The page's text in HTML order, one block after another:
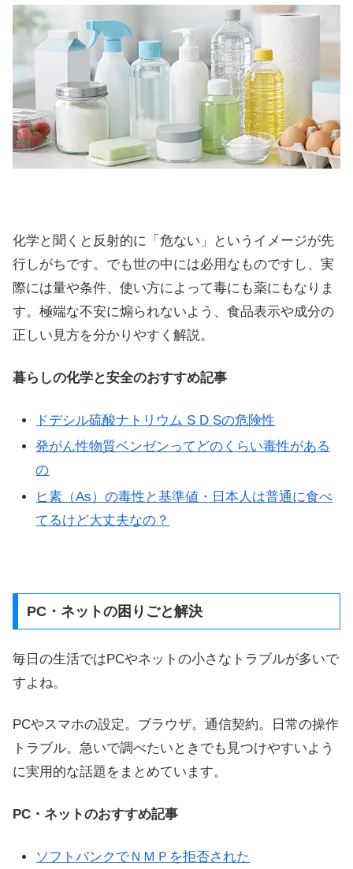
化学と聞くと反射的に「危ない」というイメージが先
行しがちです。でも世の中には必用なものですし、実
際には量や条件、使い方によって毒にも薬にもなりま
す。極端な不安に煽られないよう、食品表示や成分の
正しい見方を分かりやすく解説。
暮らしの化学と安全のおすすめ記事
ドデシル硫酸ナトリウム S D Sの危険性
発がん性物質ベンゼンってどのくらい毒性がある
の
ヒ素（As）の毒性と基準値・日本人は普通に食べ
てるけど大丈夫なの？
PC・ネットの困りごと解決
毎日の生活ではPCやネットの小さなトラブルが多いで
すよね。
PCやスマホの設定。ブラウザ。通信契約。日常の操作
トラブル。急いで調べたいときでも見つけやすいよう
に実用的な話題をまとめています。
PC・ネットのおすすめ記事
ソフトバンクでＮＭＰを拒否された